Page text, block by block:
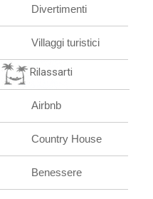
Divertimenti
Villaggi turistici
Rilassarti
Airbnb
Country House
Benessere